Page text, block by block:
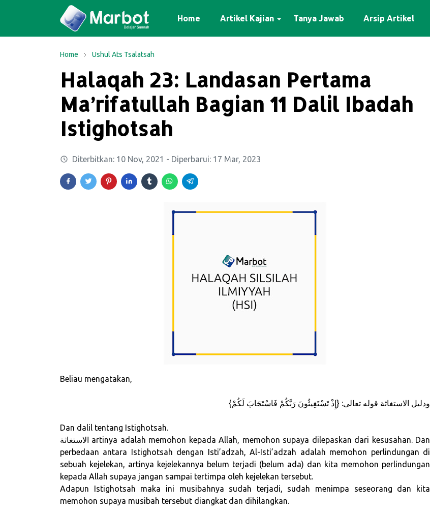
Home Artikel Kajian Tanya Jawab Arsip Artikel
Home Ushul Ats Tsalatsah
Halaqah 23: Landasan Pertama
Ma’rifatullah Bagian 11 Dalil Ibadah
Istighotsah
Diterbitkan: 10 Nov, 2021 - Diperbarui: 17 Mar, 2023
Beliau mengatakan,
ودليل الاستغاثة قوله تعالى: {إِذْ تَسْتَغِيثُونَ رَبَّكُمْ فَاسْتَجَابَ لَكُمْ}
Dan dalil tentang Istighotsah.
الاستغاثة artinya adalah memohon kepada Allah, memohon supaya dilepaskan dari kesusahan. Dan
perbedaan antara Istighotsah dengan Isti’adzah, Al-Isti’adzah adalah memohon perlindungan di
sebuah kejelekan, artinya kejelekannya belum terjadi (belum ada) dan kita memohon perlindungan
kepada Allah supaya jangan sampai tertimpa oleh kejelekan tersebut.
Adapun Istighotsah maka ini musibahnya sudah terjadi, sudah menimpa seseorang dan kita
memohon supaya musibah tersebut diangkat dan dihilangkan.